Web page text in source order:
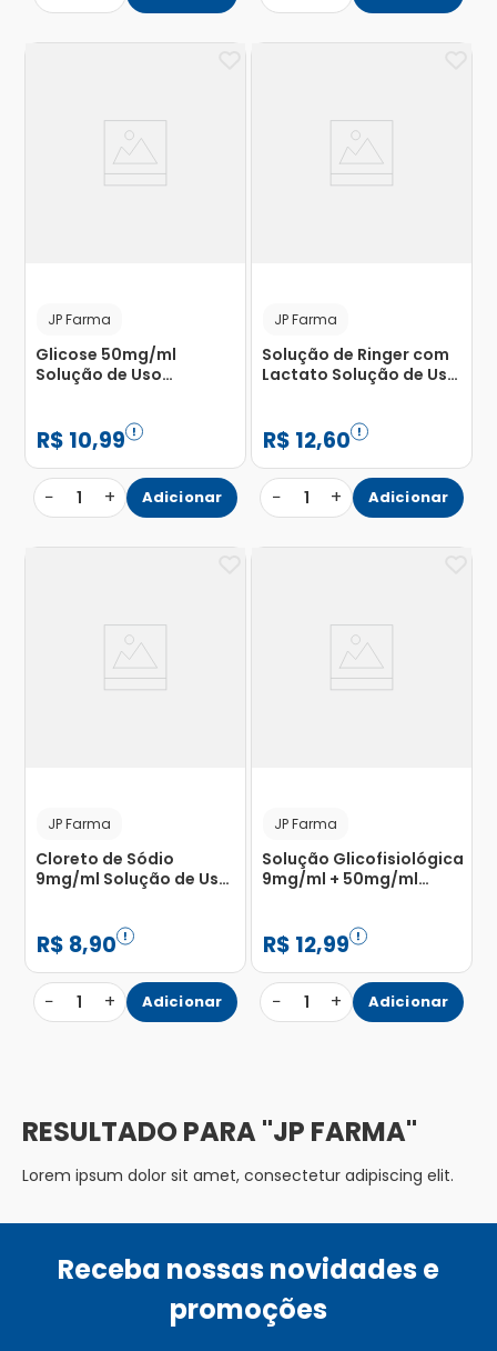
JP Farma
Glicose 50mg/ml
Solução de Uso
Fechado 500ml
R$ 10,99
− 1 + Adicionar
JP Farma
Solução de Ringer com
Lactato Solução de Uso
Fechado com 500ml
R$ 12,60
− 1 + Adicionar
JP Farma
Cloreto de Sódio
9mg/ml Solução de Uso
R$ 8,90
− 1 + Adicionar
JP Farma
Solução Glicofisiológica
9mg/ml + 50mg/ml
Bolsas de Sistema
Fechado com 500ml
R$ 12,99
− 1 + Adicionar
JP FARMA
Lorem ipsum dolor sit amet, consectetur adipiscing elit.
Receba nossas novidades e
promoções